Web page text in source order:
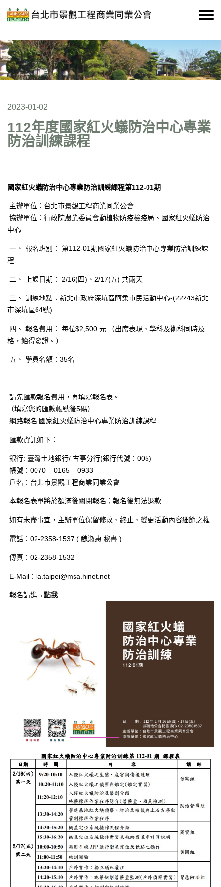
2023-01-02
112年度國家紅火蟻防治中心專業
防治訓練課程
國家紅火蟻防治中心專業防治訓練課程第112-01期
主辦單位：台北巿景觀工程商業同業公會
協辦單位：行政院農業委員會動植物防疫檢疫局、國家紅火蟻防治
中心
一、 報名班別： 第112-01期國家紅火蟻防治中心專業防治訓練課
程
二、 上課日期： 2/16(四)、2/17(五) 共兩天
三、 訓練地點：新北市政府深坑區阿柔市民活動中心-(22243新北
市深坑區64號)
四、 報名費用： 每位$2,500 元 （出席表現、學科及術科同時及
格，始得發證。）
五、 學員名額：35名
請先匯款報名費用，再填寫報名表。
（填寫您的匯款帳號後5碼）
網路報名:國家紅火蟻防治中心專業防治訓練課程
匯款資訊如下：
銀行: 臺灣土地銀行/ 古亭分行(銀行代號：005)
帳號：0070 – 0165 – 0933
戶名：台北市景觀工程商業同業公會
本報名表單將於額滿後關閉報名；報名後無法退款
如有未盡事宜，主辦單位保留修改、終止、變更活動內容細節之權
電話：02-2358-1537 ( 魏淑惠 秘書 )
傳真：02-2358-1532
E-Mail：la.taipei@msa.hinet.net
報名請進→點我